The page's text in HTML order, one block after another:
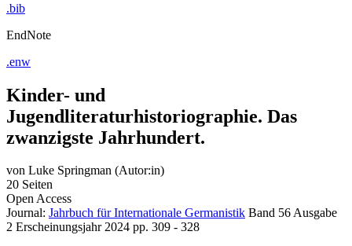
.bib
EndNote
.enw
Kinder- und
Jugendliteraturhistoriographie. Das
zwanzigste Jahrhundert.
von Luke Springman (Autor:in)
20 Seiten
Open Access
Journal: Jahrbuch für Internationale Germanistik Band 56Ausgabe
2 Erscheinungsjahr 2024 pp. 309 - 328